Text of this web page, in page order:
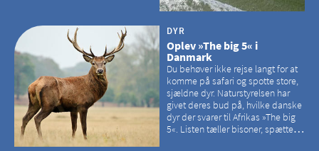
DYR
Oplev »The big 5« i
Danmark
Du behøver ikke rejse langt for at
komme på safari og spotte store,
sjældne dyr. Naturstyrelsen har
givet deres bud på, hvilke danske
dyr der svarer til Afrikas »The big
5«. Listen tæller bisoner, spættede